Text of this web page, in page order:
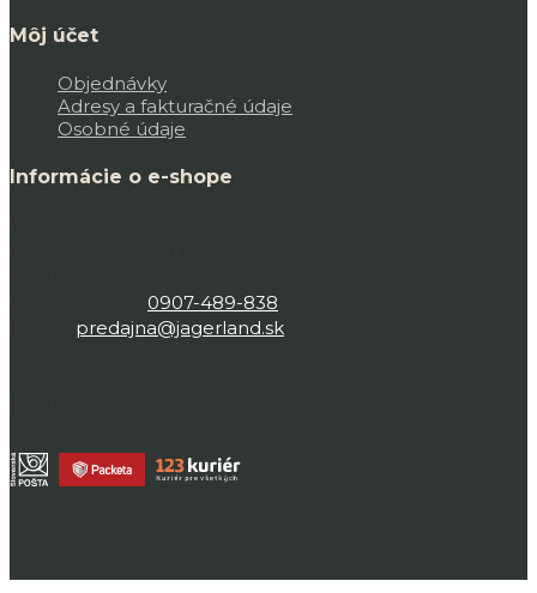
Môj účet
Objednávky
Adresy a fakturačné údaje
Osobné údaje
Informácie o e-shope
0907-489-838
predajna@jagerland.sk